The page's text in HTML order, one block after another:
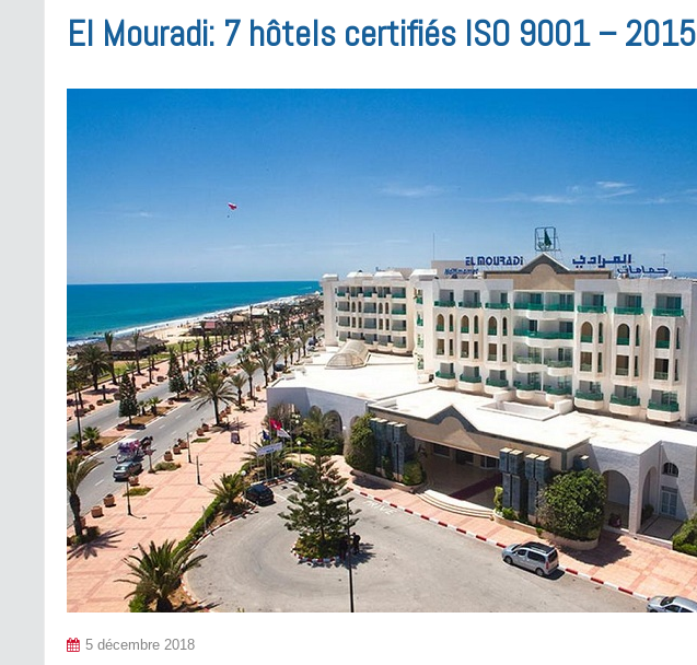
El Mouradi: 7 hôtels certifiés ISO 9001 – 2015
5 décembre 2018